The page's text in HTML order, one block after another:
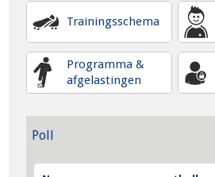
Trainingsschema
Programma &
afgelastingen
Poll